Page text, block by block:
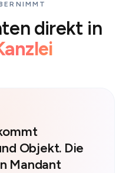
direkt in
Objekt. Die
Mandant